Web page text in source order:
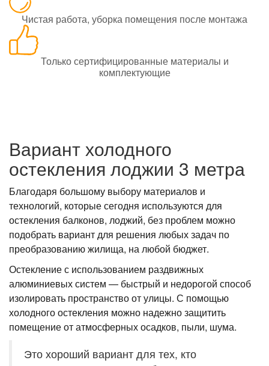
Чистая работа, уборка помещения после монтажа
Только сертифицированные материалы и
комплектующие
Вариант холодного
остекления лоджии 3 метра
Благодаря большому выбору материалов и
технологий, которые сегодня используются для
остекления балконов, лоджий, без проблем можно
подобрать вариант для решения любых задач по
преобразованию жилища, на любой бюджет.
Остекление с использованием раздвижных
алюминиевых систем — быстрый и недорогой способ
изолировать пространство от улицы. С помощью
холодного остекления можно надежно защитить
помещение от атмосферных осадков, пыли, шума.
Это хороший вариант для тех, кто